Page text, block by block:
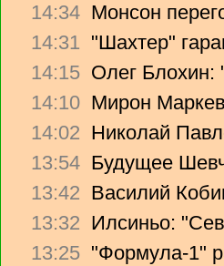
14:34 Монсон
14:31 "Шахтер"
14:15 Олег Блохин:
14:10 Мирон
14:02 Николай
13:54 Будущее
13:42 Василий
13:32 Илсиньо:
13:25 "Формула-1"